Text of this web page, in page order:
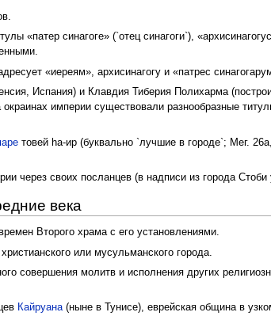
«патер синагоге» (`отец синагоги`),
«иереям», архисинагогу и «патрес
Испания) и Клавдия Тиберия Полихарма
империи существовали разнообразные
товей hа-ир (буквально `лучшие в городе`; Мег.
через своих посланцев (в надписи из города Стоби
века
Второго храма с его установлениями.
или мусульманского города.
совершения молитв и исполнения других
Кайруана(ныне в Тунисе), еврейская община в